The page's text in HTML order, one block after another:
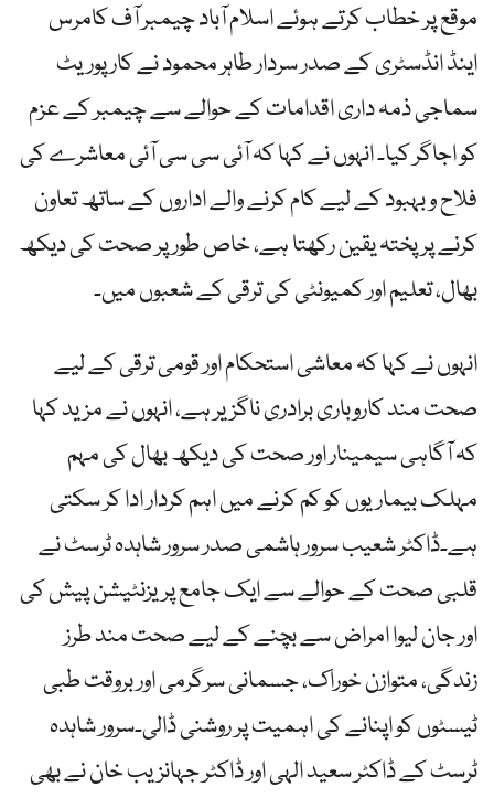
موقع پر خطاب کرتے ہوئے اسلام آباد چیمبر آف کامرس
اینڈ انڈسٹری کے صدر سردار طاہر محمود نے کارپوریٹ
سماجی ذمہ داری اقدامات کے حوالے سے چیمبر کے عزم
کو اجاگر کیا۔ انہوں نے کہا کہ آئی سی سی آئی معاشرے کی
فلاح و بہبود کے لیے کام کرنے والے اداروں کے ساتھ تعاون
کرنے پر پختہ یقین رکھتا ہے، خاص طور پر صحت کی دیکھ
بھال، تعلیم اور کمیونٹی کی ترقی کے شعبوں میں۔
انہوں نے کہا کہ معاشی استحکام اور قومی ترقی کے لیے
صحت مند کاروباری برادری ناگزیر ہے، انہوں نے مزید کہا
کہ آگاہی سیمینار اور صحت کی دیکھ بھال کی مہم
مہلک بیماریوں کو کم کرنے میں اہم کردار ادا کر سکتی
ہے۔ڈاکٹر شعیب سرور ہاشمی صدر سرور شاہدہ ٹرسٹ نے
قلبی صحت کے حوالے سے ایک جامع پریزنٹیشن پیش کی
اور جان لیوا امراض سے بچنے کے لیے صحت مند طرز
زندگی، متوازن خوراک، جسمانی سرگرمی اور بروقت طبی
ٹیسٹوں کو اپنانے کی اہمیت پر روشنی ڈالی۔سرور شاہدہ
ٹرسٹ کے ڈاکٹر سعید الہی اور ڈاکٹر جہانزیب خان نے بھی